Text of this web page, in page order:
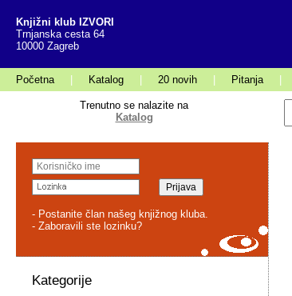
Knjižni klub IZVORI
Trnjanska cesta 64
10000 Zagreb
Početna Katalog 20 novih Pitanja
Trenutno se nalazite na
Katalog
- Postanite član našeg knjižnog kluba.
- Zaboravili ste lozinku?
Kategorije